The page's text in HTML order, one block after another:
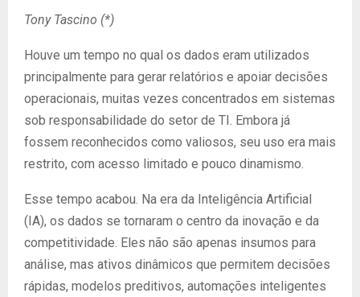
Tony Tascino (*)
Houve um tempo no qual os dados eram utilizados
principalmente para gerar relatórios e apoiar decisões
operacionais, muitas vezes concentrados em sistemas
sob responsabilidade do setor de TI. Embora já
fossem reconhecidos como valiosos, seu uso era mais
restrito, com acesso limitado e pouco dinamismo.
Esse tempo acabou. Na era da Inteligência Artificial
(IA), os dados se tornaram o centro da inovação e da
competitividade. Eles não são apenas insumos para
análise, mas ativos dinâmicos que permitem decisões
rápidas, modelos preditivos, automações inteligentes